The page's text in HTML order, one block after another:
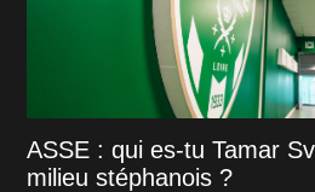
ASSE : qui es-tu Tamar
milieu stéphanois ?